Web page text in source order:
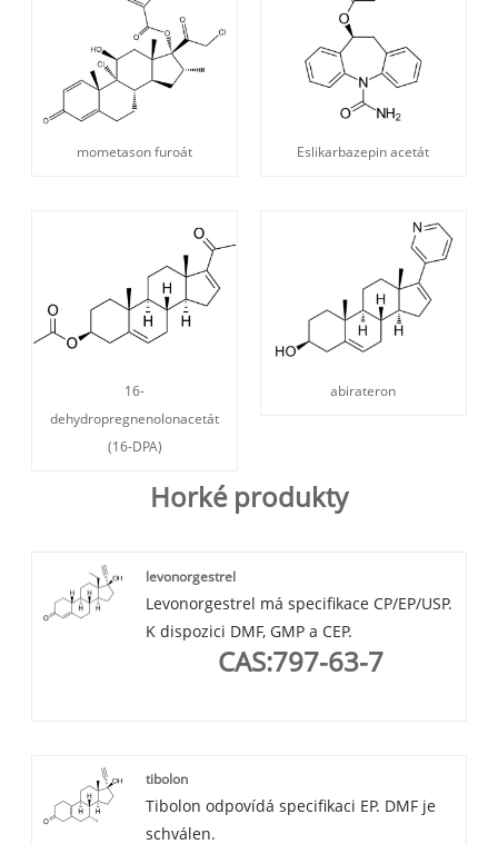
mometason furoát Eslikarbazepin acetát
16-
dehydropregnenolonacetát
(16-DPA)
abirateron
Horké produkty
levonorgestrel
Levonorgestrel má specifikace CP/EP/USP.
K dispozici DMF, GMP a CEP.
CAS:797-63-7
tibolon
Tibolon odpovídá specifikaci EP. DMF je
schválen.